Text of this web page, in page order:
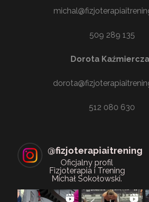
509 289 135
Dorota
512 080 630
@fizjoterapiaitrening
Oficjalny profil
Fizjoterapia i Trening
Michał Sokołowski.